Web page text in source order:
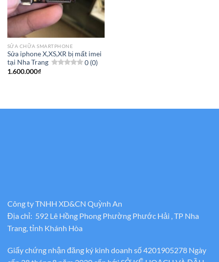
SỬA CHỮA SMARTPHONE
Sửa iphone X,XS,XR bị mất imei
tại Nha Trang
0 (0)
1.600.000₫
Công ty TNHH XD&CN Quỳnh An
Địa chỉ: 592 Lê Hồng Phong Phường Phước Hải , TP Nha
Trang, tỉnh Khánh Hòa
Giấy chứng nhận đăng ký kinh doanh số 4201905278 Ngày